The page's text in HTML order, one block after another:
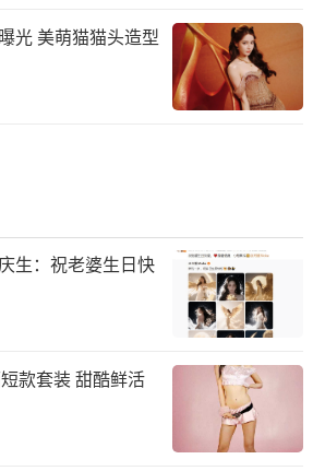
三农文化IP”梦幻联动
前，《丰收集结号》已经开
专题页面，“三农”达人招
票页面，为自己喜欢的节目
家乡的优秀“三农”达人助
、网络人气高的选手将有机会
星”？
结号：丰晚我来啦”系列直
光 美萌猫猫头造型
生：祝老婆生日快
款套装 甜酷鲜活